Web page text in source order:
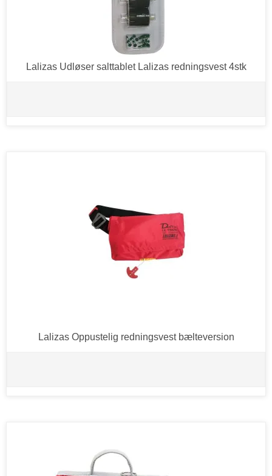
Lalizas Udløser salttablet Lalizas redningsvest 4stk
Lalizas Oppustelig redningsvest bælteversion